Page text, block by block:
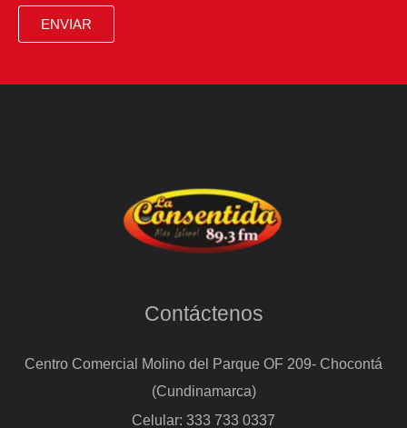
ENVIAR
Contáctenos
Centro Comercial Molino del Parque OF 209- Chocontá
(Cundinamarca)
Celular: 333 733 0337